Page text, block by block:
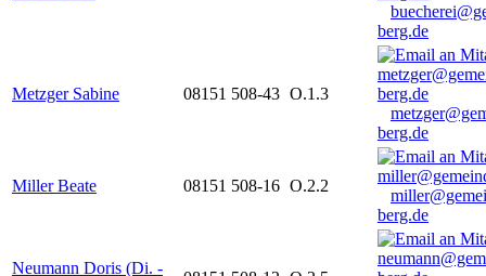
berg.de
Metzger Sabine 08151 508-43 O.1.3
berg.de
Miller Beate 08151 508-16 O.2.2
berg.de
Neumann Doris (Di. -